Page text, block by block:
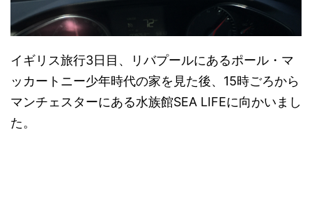
イギリス旅行3日目、リバプールにあるポール・マ
ッカートニー少年時代の家を見た後、15時ごろから
マンチェスターにある水族館SEA LIFEに向かいまし
た。